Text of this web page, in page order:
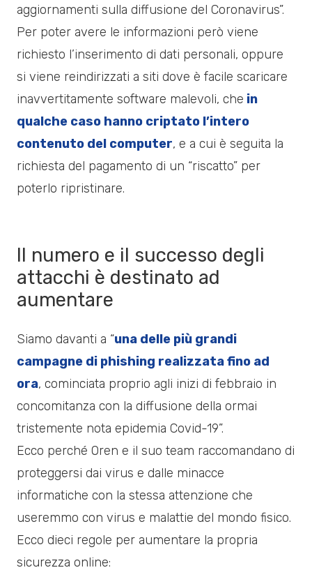
aggiornamenti sulla diffusione del Coronavirus”.
Per poter avere le informazioni però viene
richiesto l’inserimento di dati personali, oppure
si viene reindirizzati a siti dove è facile scaricare
inavvertitamente software malevoli, che in
qualche caso hanno criptato l’intero
contenuto del computer, e a cui è seguita la
richiesta del pagamento di un “riscatto” per
poterlo ripristinare.
Il numero e il successo degli
attacchi è destinato ad
aumentare
Siamo davanti a “una delle più grandi
campagne di phishing realizzata fino ad
ora, cominciata proprio agli inizi di febbraio in
concomitanza con la diffusione della ormai
tristemente nota epidemia Covid-19”.
Ecco perché Oren e il suo team raccomandano di
proteggersi dai virus e dalle minacce
informatiche con la stessa attenzione che
useremmo con virus e malattie del mondo fisico.
Ecco dieci regole per aumentare la propria
sicurezza online: